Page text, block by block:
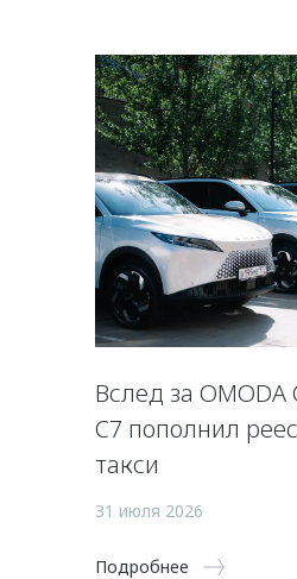
Вслед за
C7 пополнил
такси
31 июля 2026
Подробнее